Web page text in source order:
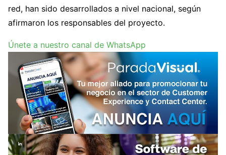
red, han sido desarrollados a nivel nacional, según
afirmaron los responsables del proyecto.
Únete a nuestro canal de WhatsApp